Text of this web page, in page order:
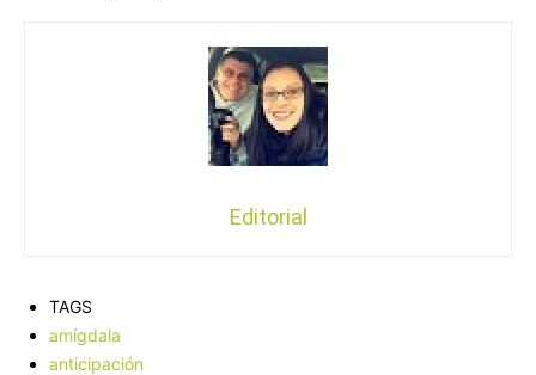
Editorial
TAGS
amígdala
anticipación